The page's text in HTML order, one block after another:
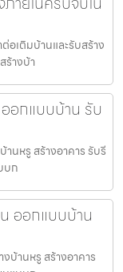
อเติมบ้านและรับสร้าง
ร้างบ้า
อกแบบบ้าน รับ
านหรู สร้างอาคาร รับรี
บก
ออกแบบบ้าน
บ้านหรู สร้างอาคาร